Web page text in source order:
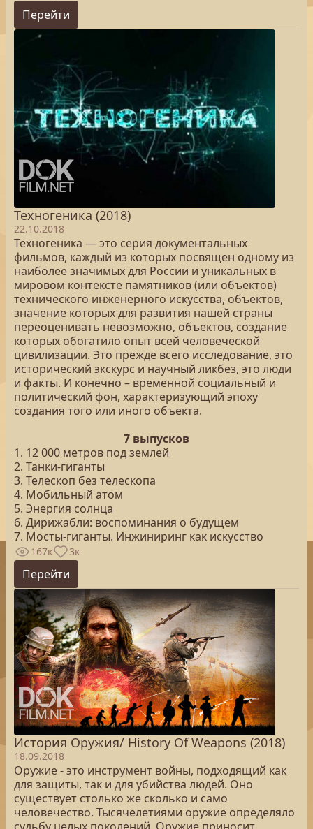
Перейти
Техногеника (2018)
22.10.2018
Техногеника — это серия документальных
фильмов, каждый из которых посвящен одному из
наиболее значимых для России и уникальных в
мировом контексте памятников (или объектов)
технического инженерного искусства, объектов,
значение которых для развития нашей страны
переоценивать невозможно, объектов, создание
которых обогатило опыт всей человеческой
цивилизации. Это прежде всего исследование, это
исторический экскурс и научный ликбез, это люди
и факты. И конечно – временной социальный и
политический фон, характеризующий эпоху
создания того или иного объекта.
7 выпусков
1. 12 000 метров под землей
2. Танки-гиганты
3. Телескоп без телескопа
4. Мобильный атом
5. Энергия солнца
6. Дирижабли: воспоминания о будущем
7. Мосты-гиганты. Инжиниринг как искусство
167к 3к
Перейти
История Оружия/ History Of Weapons (2018)
18.09.2018
Оружие - это инструмент войны, подходящий как
для защиты, так и для убийства людей. Оно
существует столько же сколько и само
человечество. Тысячелетиями оружие определяло